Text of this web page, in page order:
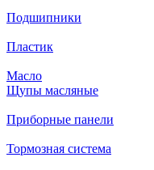
Подшипники
Пластик
Масло
Щупы масляные
Приборные панели
Тормозная система